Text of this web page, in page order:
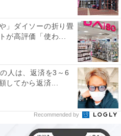
仕事を施し、試作を重ねて
低下する時期にも相応し
カルト料理」として「オマ
もも肉のコンフィ」の2種
」ダイソーの折り畳
が高評価「使わ...
人は、返済を3～6
してから返済...
Recommended by